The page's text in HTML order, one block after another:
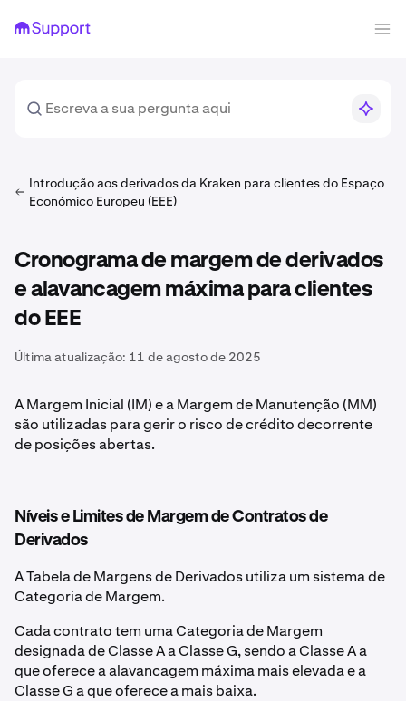
Introdução aos derivados da Kraken para clientes do Espaço
Económico Europeu (EEE)
Cronograma de margem de derivados
e alavancagem máxima para clientes
do EEE
Última atualização: 11 de agosto de 2025
A Margem Inicial (IM) e a Margem de Manutenção (MM)
são utilizadas para gerir o risco de crédito decorrente
de posições abertas.
Níveis e Limites de Margem de Contratos de
Derivados
A Tabela de Margens de Derivados utiliza um sistema de
Categoria de Margem.
Cada contrato tem uma Categoria de Margem
designada de Classe A a Classe G, sendo a Classe A a
que oferece a alavancagem máxima mais elevada e a
Classe G a que oferece a mais baixa.